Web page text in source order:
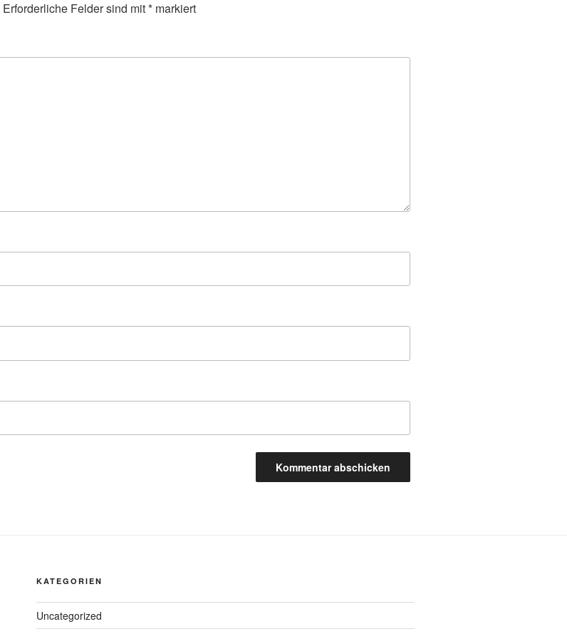
Erforderliche Felder sind mit* markiert
KATEGORIEN
Uncategorized